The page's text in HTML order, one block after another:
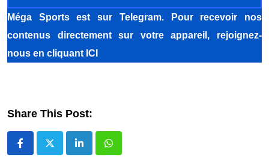
Méga Sportsest sur Telegram. Pour recevoir nos
contenus directement sur votre appareil, rejoignez-
nous en cliquant ICI
Share This Post:
LinkedInWhatsapp